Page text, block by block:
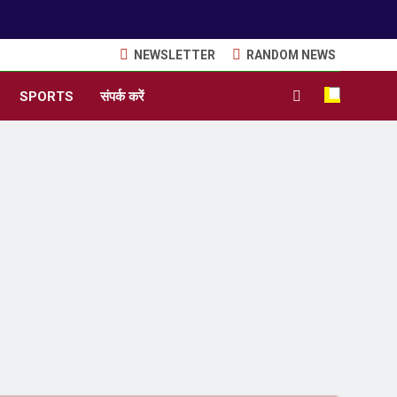
NEWSLETTER RANDOM NEWS
SPORTS संपर्क करें